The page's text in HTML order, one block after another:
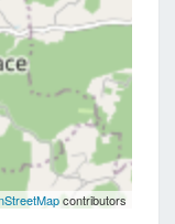
contributors